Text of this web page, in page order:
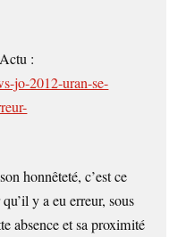
:
jo-2012-uran-se-
honnêteté, c’est ce
y a eu erreur, sous
absence et sa proximité